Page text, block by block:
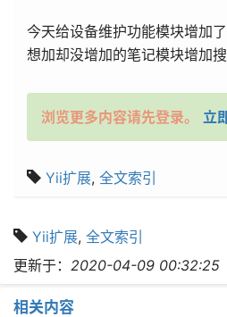
今天给设备维护功能模块增加
想加却没增加的笔记模块增加
浏览更多内容请先登录。 立
Yii扩展, 全文索引
Yii扩展, 全文索引
更新于： 2020-04-09 00:32:25
相关内容